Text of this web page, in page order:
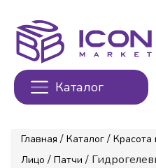
Каталог
Главная / Каталог / Красота
Лицо / Патчи /